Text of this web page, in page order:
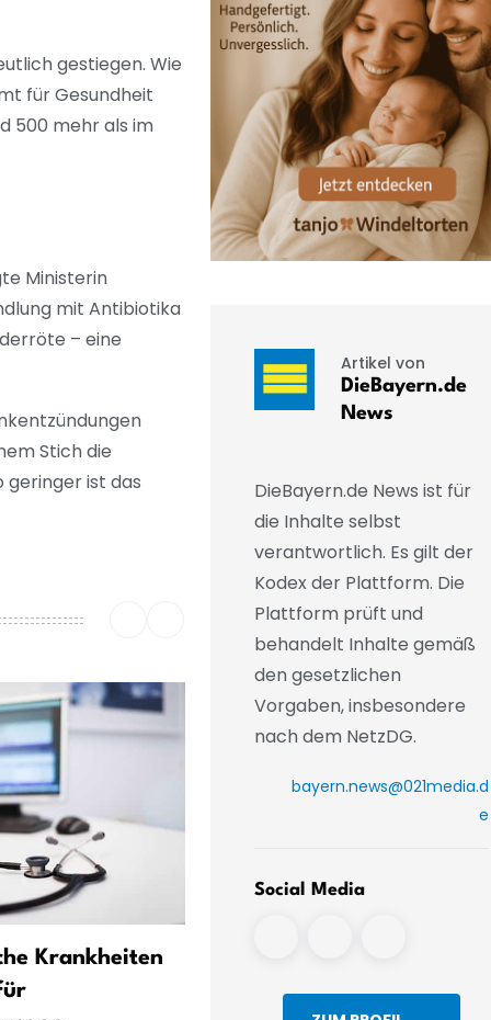
gestiegen. Wie
für Gesundheit
500 mehr als im
Ministerin
mit Antibiotika
– eine
Stich die
geringer ist das
Krankheiten
Kelheim nach erneuten
Artikel von
DieBayern.de
News
DieBayern.de News ist für
die Inhalte selbst
verantwortlich. Es gilt der
Kodex der Plattform. Die
Plattform prüft und
behandelt Inhalte gemäß
den gesetzlichen
Vorgaben, insbesondere
nach dem NetzDG.
bayern.news@021media.d
e
Social Media